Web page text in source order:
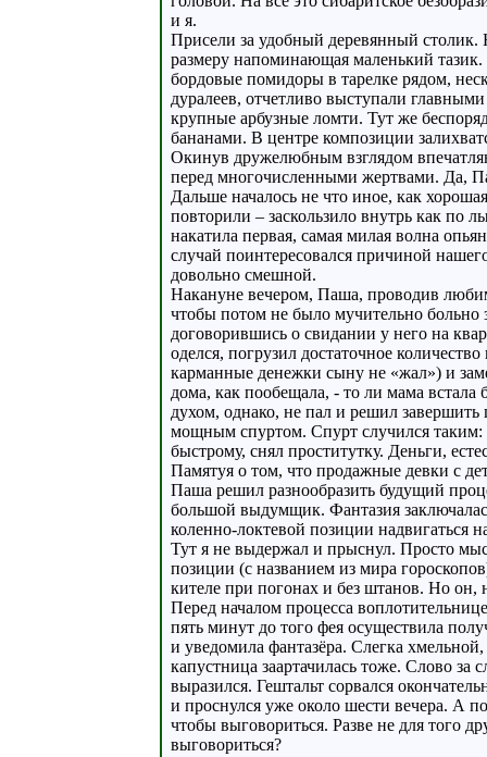
и я.
Присели за удобный деревянный столик.
размеру напоминающая маленький
бордовые помидоры в тарелке рядом,
дуралеев, отчетливо выступали
крупные арбузные ломти. Тут же
бананами. В центре композиции
Окинув дружелюбным взглядом
перед многочисленными жертвами. Да,
Дальше началось не что иное, как
повторили – заскользило внутрь как по
накатила первая, самая милая волна
случай поинтересовался причиной
довольно смешной.
Накануне вечером, Паша, проводив
чтобы потом не было мучительно больно
договорившись о свидании у него на
оделся, погрузил достаточное
карманные денежки сыну не «жал») и
дома, как пообещала, - то ли мама
духом, однако, не пал и решил
мощным спуртом. Спурт случился таким:
быстрому, снял проститутку. Деньги,
Памятуя о том, что продажные девки с
Паша решил разнообразить будущий
большой выдумщик. Фантазия
коленно-локтевой позиции надвигаться
Тут я не выдержал и прыснул. Просто
позиции (с названием из мира
кителе при погонах и без штанов. Но
Перед началом процесса
пять минут до того фея осуществила
и уведомила фантазёра. Слегка
капустница заартачилась тоже. Слово
выразился. Гештальт сорвался
и проснулся уже около шести вечера. А
чтобы выговориться. Разве не для того
выговориться?